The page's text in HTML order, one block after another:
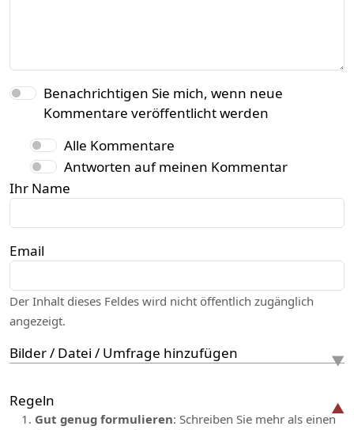
Benachrichtigen Sie mich, wenn neue
Kommentare veröffentlicht werden
Alle Kommentare
Antworten auf meinen Kommentar
Ihr Name
Email
Der Inhalt dieses Feldes wird nicht öffentlich zugänglich
angezeigt.
Bilder / Datei / Umfrage hinzufügen
Regeln
Gut genug formulieren: Schreiben Sie mehr als einen